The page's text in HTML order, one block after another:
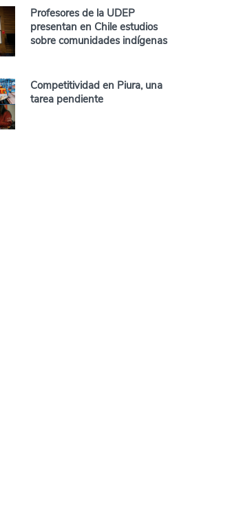
Profesores de la UDEP
presentan en Chile estudios
sobre comunidades indígenas
Competitividad en Piura, una
tarea pendiente